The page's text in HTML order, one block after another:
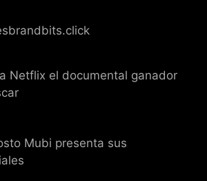
Netflix el documental ganador
Mubi presenta sus